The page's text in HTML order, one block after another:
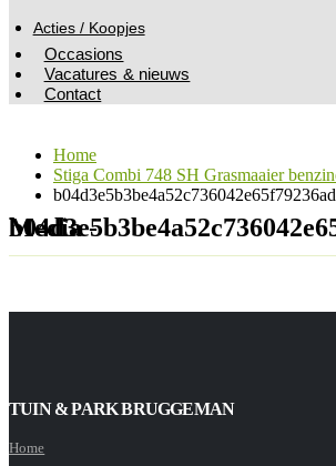
Acties / Koopjes
Occasions
Vacatures & nieuws
Contact
Home
Stiga Combi 748 SH Grasmaaier
Media -
TUIN & PARK BRUGGEMAN
Home